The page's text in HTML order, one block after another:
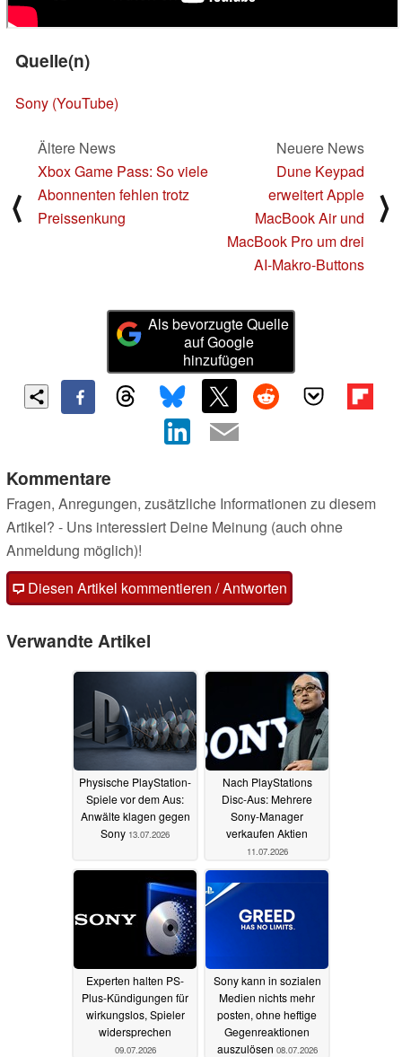
Quelle(n)
Sony (YouTube)
⟨
Ältere News
Xbox Game Pass: So viele
Abonnenten fehlen trotz
Preissenkung
Neuere News
Dune Keypad
erweitert Apple
MacBook Air und
MacBook Pro um drei
AI-Makro-Buttons
⟩
Als bevorzugte Quelle
auf Google
hinzufügen
Kommentare
Fragen, Anregungen, zusätzliche Informationen zu diesem
Artikel? - Uns interessiert Deine Meinung (auch ohne
Anmeldung möglich)!
Diesen Artikel kommentieren / Antworten
Verwandte Artikel
Physische PlayStation-
Spiele vor dem Aus:
Anwälte klagen gegen
Sony 13.07.2026
Nach PlayStations
Disc-Aus: Mehrere
Sony-Manager
verkaufen Aktien
11.07.2026
Experten halten PS-
Plus-Kündigungen für
wirkungslos, Spieler
widersprechen
09.07.2026
Sony kann in sozialen
Medien nichts mehr
posten, ohne heftige
Gegenreaktionen
auszulösen 08.07.2026